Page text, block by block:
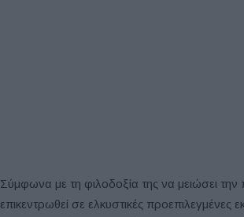
Σύμφωνα με τη φιλοδοξία της να μειώσει
επικεντρωθεί σε ελκυστικές